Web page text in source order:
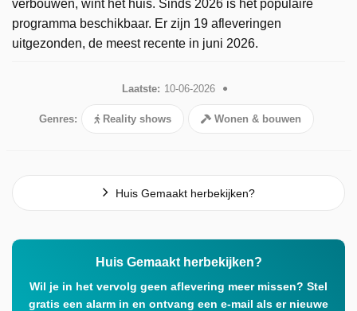
verbouwen, wint het huis. Sinds 2026 is het populaire
programma beschikbaar. Er zijn 19 afleveringen
uitgezonden, de meest recente in juni 2026.
Laatste: 10-06-2026
Genres: Reality shows Wonen & bouwen
Huis Gemaakt herbekijken?
Huis Gemaakt herbekijken?
Wil je in het vervolg geen aflevering meer missen? Stel
gratis een alarm in en ontvang een e-mail als er nieuwe